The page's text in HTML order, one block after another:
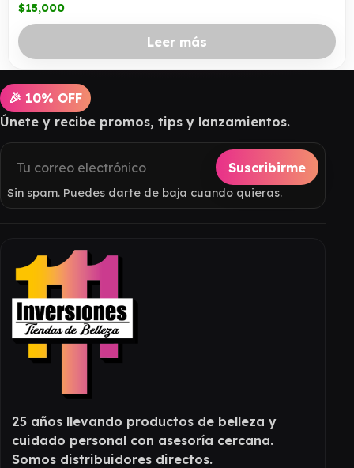
$15,000
Leer más
🎉 10% OFF
Únete y recibe promos, tips y lanzamientos.
Suscribirme
Sin spam. Puedes darte de baja cuando quieras.
25 años llevando productos de belleza y
cuidado personal con asesoría cercana.
Somos distribuidores directos.